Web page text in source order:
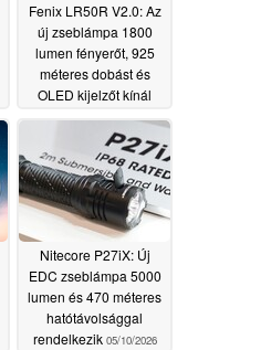
Fenix LR50R V2.0: Az
új zseblámpa 1800
lumen fényerőt, 925
méteres dobást és
OLED kijelzőt kínál
05/17/2026
Nitecore P27iX: Új
EDC zseblámpa 5000
lumen és 470 méteres
hatótávolsággal
rendelkezik 05/10/2026